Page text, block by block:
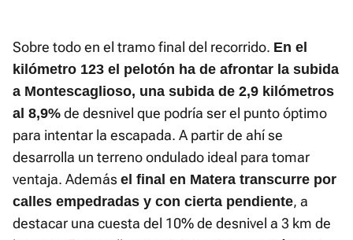
Sobre todo en el tramo final del recorrido. En el
kilómetro 123 el pelotón ha de afrontar la subida
a Montescaglioso, una subida de 2,9 kilómetros
al 8,9% de desnivel que podría ser el punto óptimo
para intentar la escapada. A partir de ahí se
desarrolla un terreno ondulado ideal para tomar
ventaja. Además el final en Matera transcurre por
calles empedradas y con cierta pendiente, a
destacar una cuesta del 10% de desnivel a 3 km de